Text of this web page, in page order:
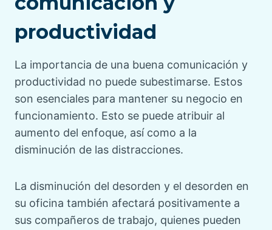
productividad
La importancia de una buena comunicación y
productividad no puede subestimarse. Estos
son esenciales para mantener su negocio en
funcionamiento. Esto se puede atribuir al
aumento del enfoque, así como a la
disminución de las distracciones.
La disminución del desorden y el desorden en
su oficina también afectará positivamente a
sus compañeros de trabajo, quienes pueden